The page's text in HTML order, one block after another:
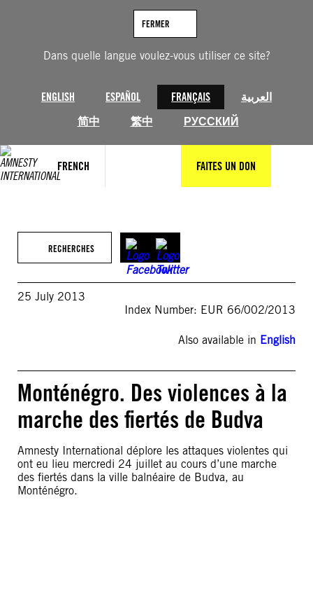
Dans quelle langue voulez-vous utiliser ce site?
ENGLISH ESPAÑOL FRANÇAIS
العربية
简中
繁中 РУССКИЙ
FERMER
FRENCH FAITES UN DON
RECHERCHES
25 July 2013
Index Number: EUR 66/002/2013
Also available in English
Monténégro. Des violences à la
marche des fiertés de Budva
Amnesty International déplore les attaques violentes qui
ont eu lieu mercredi 24 juillet au cours d’une marche
des fiertés dans la ville balnéaire de Budva, au
Monténégro.